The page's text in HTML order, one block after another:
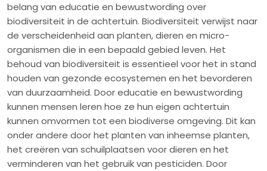
belang van educatie en bewustwording over
biodiversiteit in de achtertuin. Biodiversiteit verwijst naar
de verscheidenheid aan planten, dieren en micro-
organismen die in een bepaald gebied leven. Het
behoud van biodiversiteit is essentieel voor het in stand
houden van gezonde ecosystemen en het bevorderen
van duurzaamheid. Door educatie en bewustwording
kunnen mensen leren hoe ze hun eigen achtertuin
kunnen omvormen tot een biodiverse omgeving. Dit kan
onder andere door het planten van inheemse planten,
het creëren van schuilplaatsen voor dieren en het
verminderen van het gebruik van pesticiden. Door